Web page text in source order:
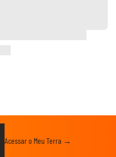
Acessar o Meu Terra →